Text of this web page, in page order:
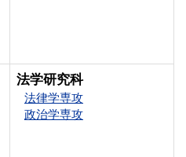
法学研究科
法律学専攻
政治学専攻